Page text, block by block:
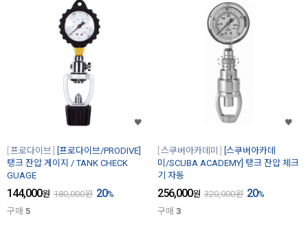
프로다이브
[프로다이브/PRODIVE]
탱크 잔압 게이지 / TANK CHECK
GUAGE
144,000원 180,000원 20%
구매 5
스쿠버아카데미
[스쿠버아카데
미/SCUBA ACADEMY] 탱크 잔압 체크
기 자동
256,000원 320,000원 20%
구매 3